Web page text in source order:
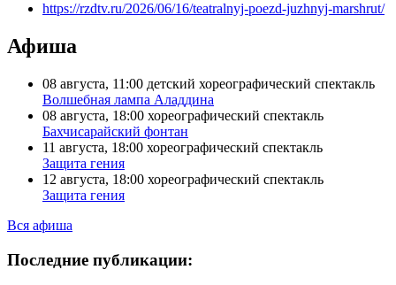
https://rzdtv.ru/2026/06/16/teatralnyj-poezd-juzhnyj-marshrut/
Афиша
08 августа, 11:00 детский хореографический спектакль
Волшебная лампа Аладдина
08 августа, 18:00 хореографический спектакль
Бахчисарайский фонтан
11 августа, 18:00 хореографический спектакль
Защита гения
12 августа, 18:00 хореографический спектакль
Защита гения
Вся афиша
Последние публикации: